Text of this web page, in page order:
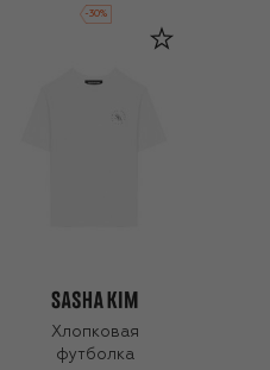
-30%
Хлопковая
футболка